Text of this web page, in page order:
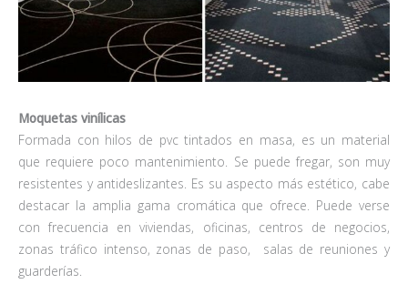
Moquetas vinílicas
Formada con hilos de pvc tintados en masa, es un material
que requiere poco mantenimiento. Se puede fregar, son muy
resistentes y antideslizantes. Es su aspecto más estético, cabe
destacar la amplia gama cromática que ofrece. Puede verse
con frecuencia en viviendas, oficinas, centros de negocios,
zonas tráfico intenso, zonas de paso, salas de reuniones y
guarderías.